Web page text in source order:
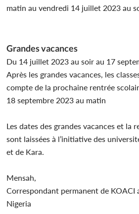
matin au vendredi 14 juillet 2023 au
Grandes vacances
Du 14 juillet 2023 au soir au 17
Après les grandes vacances, les
compte de la prochaine rentrée
18 septembre 2023 au matin
Les dates des grandes vacances et la
sont laissées à l’initiative des
et de Kara.
Mensah,
Correspondant permanent de KOACI
Nigeria